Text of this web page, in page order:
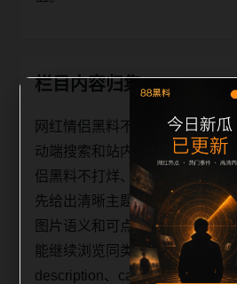
栏目内容归集
网红情侣黑料不打烊黑料合集
动端搜索和站内连续阅读场景
侣黑料不打烊、黑料合集和相
先给出清晰主题，再补充相关问
图片语义和可点击入口，让用
能继续浏览同类内容。每日更新
description、canonical、主题